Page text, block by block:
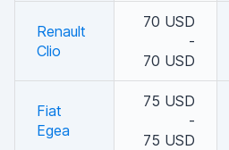
Renault
Clio
70 USD
-
70 USD
Fiat
Egea
75 USD
-
75 USD